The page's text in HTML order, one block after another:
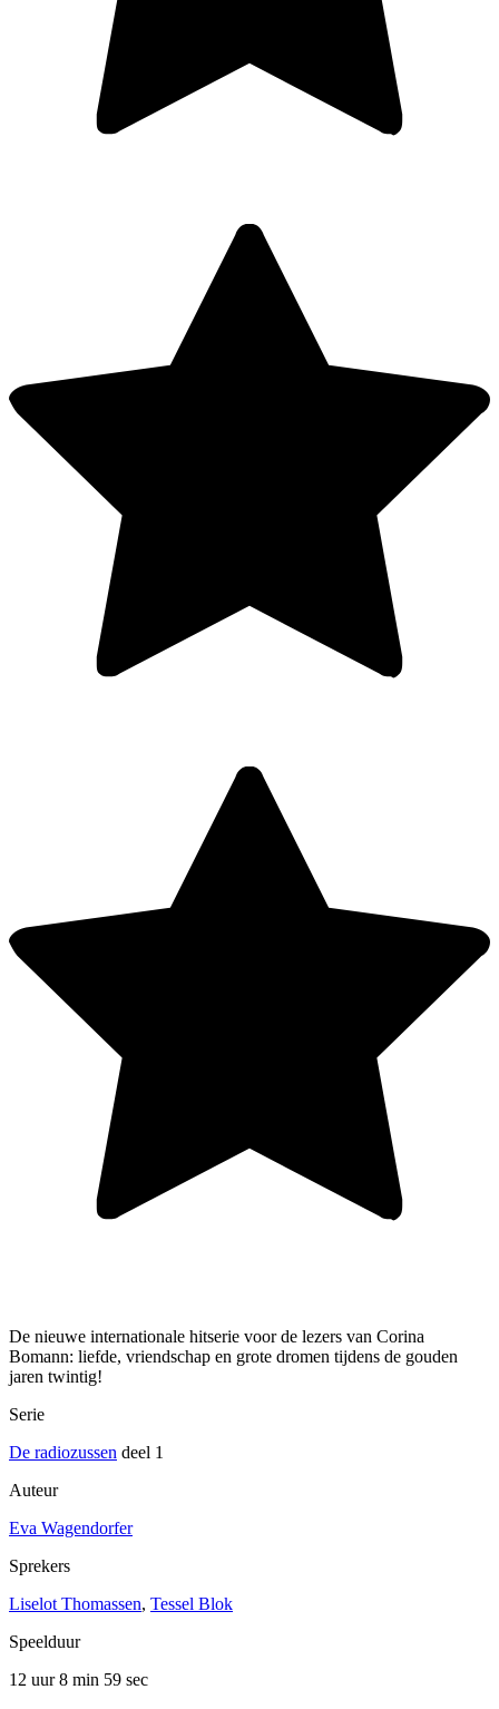
De nieuwe internationale hitserie voor de lezers van Corina
Bomann: liefde, vriendschap en grote dromen tijdens de gouden
jaren twintig!
Serie
De radiozussen deel 1
Auteur
Eva Wagendorfer
Sprekers
Liselot Thomassen, Tessel Blok
Speelduur
12 uur 8 min 59 sec